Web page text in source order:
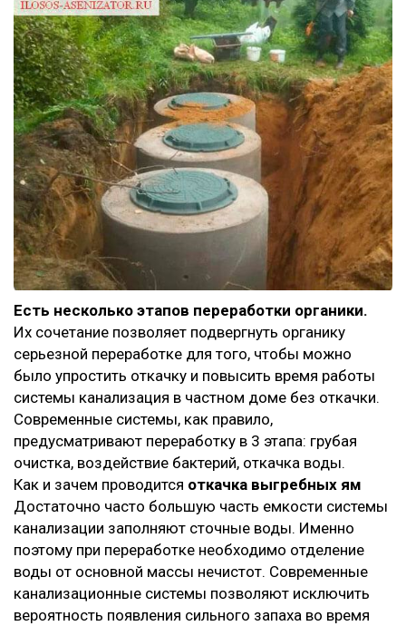
Есть несколько этапов переработки органики.
Их сочетание позволяет подвергнуть органику
серьезной переработке для того, чтобы можно
было упростить откачку и повысить время работы
системы канализация в частном доме без откачки.
Современные системы, как правило,
предусматривают переработку в 3 этапа: грубая
очистка, воздействие бактерий, откачка воды.
Как и зачем проводится откачка выгребных ям
Достаточно часто большую часть емкости системы
канализации заполняют сточные воды. Именно
поэтому при переработке необходимо отделение
воды от основной массы нечистот. Современные
канализационные системы позволяют исключить
вероятность появления сильного запаха во время